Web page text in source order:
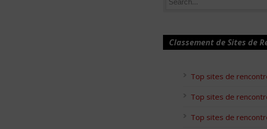
Classement de Sites de
Top sites de
Top sites de
Top sites de